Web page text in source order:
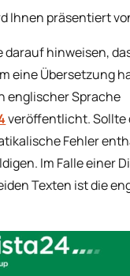
Ihnen präsentiert
darauf hinweisen,
eine Übersetzung
englischer Sprache
veröffentlicht. Sollte
Fehler
Im Falle einer
Texten ist die